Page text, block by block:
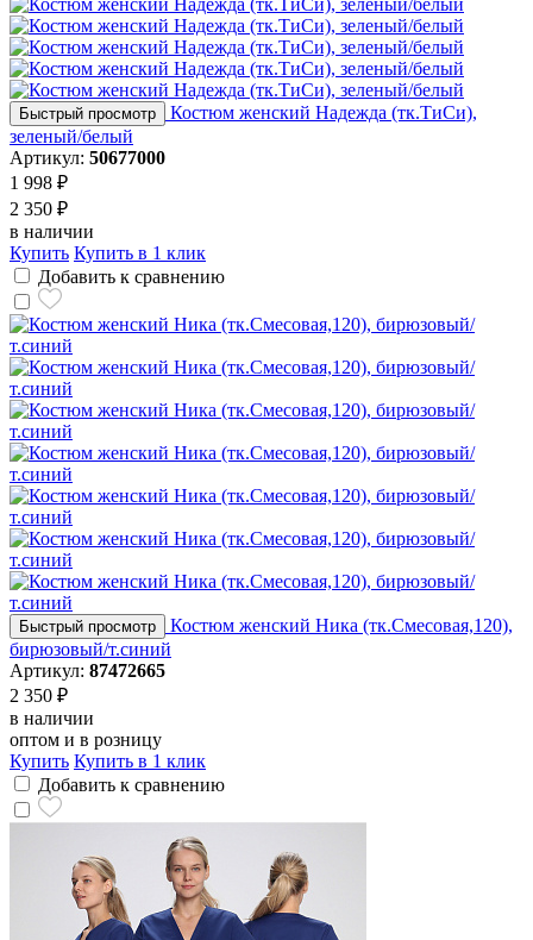
Быстрый просмотр
Костюм женский Надежда (тк.ТиСи),
зеленый/белый
Артикул: 50677000
1 998 ₽
2 350 ₽
в наличии
Купить Купить в 1 клик
Добавить к сравнению
Быстрый просмотр
Костюм женский Ника (тк.Смесовая,120),
бирюзовый/т.синий
Артикул: 87472665
2 350 ₽
в наличии
оптом и в розницу
Купить Купить в 1 клик
Добавить к сравнению